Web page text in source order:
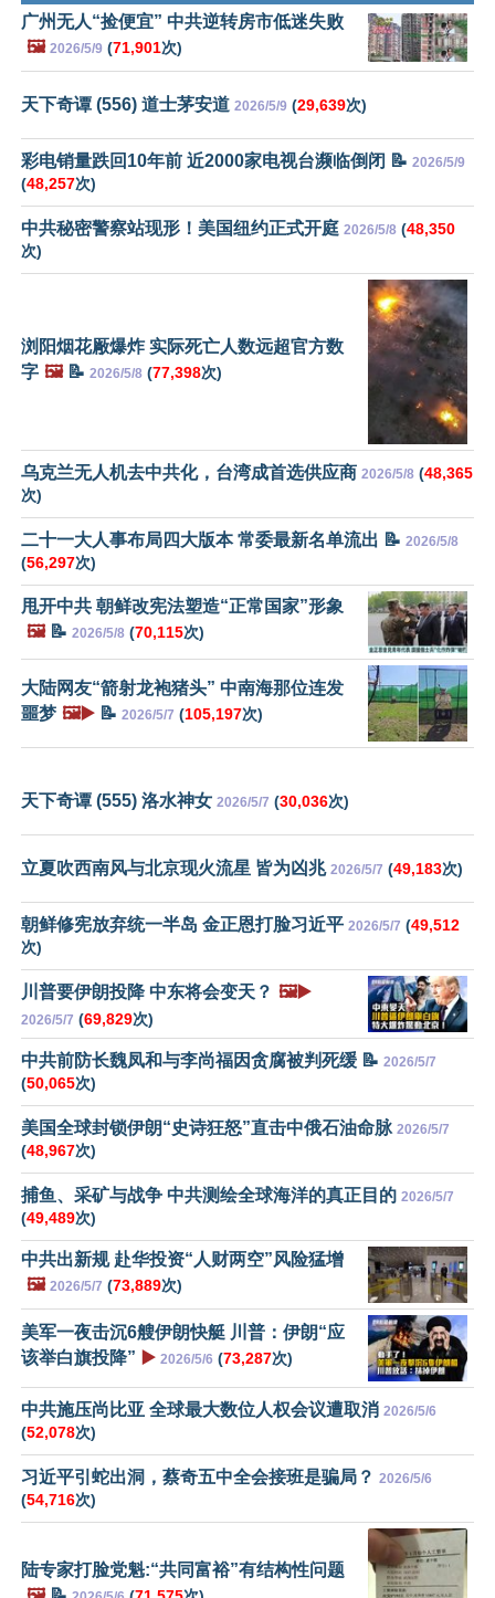
广州无人“捡便宜” 中共逆转房市低迷失败
🖼️ 2026/5/9 (71,901次)
天下奇谭 (556) 道士茅安道 2026/5/9 (29,639次)
彩电销量跌回10年前 近2000家电视台濒临倒闭 📝 2026/5/9
(48,257次)
中共秘密警察站现形！美国纽约正式开庭 2026/5/8 (48,350
次)
浏阳烟花厰爆炸 实际死亡人数远超官方数
字 🖼️📝 2026/5/8 (77,398次)
乌克兰无人机去中共化，台湾成首选供应商 2026/5/8 (48,365
次)
二十一大人事布局四大版本 常委最新名单流出 📝 2026/5/8
(56,297次)
甩开中共 朝鲜改宪法塑造“正常国家”形象
🖼️📝 2026/5/8 (70,115次)
大陆网友“箭射龙袍猪头” 中南海那位连发
噩梦 🖼️▶️ 📝 2026/5/7 (105,197次)
天下奇谭 (555) 洛水神女 2026/5/7 (30,036次)
立夏吹西南风与北京现火流星 皆为凶兆 2026/5/7 (49,183次)
朝鲜修宪放弃统一半岛 金正恩打脸习近平 2026/5/7 (49,512
次)
川普要伊朗投降 中东将会变天？ 🖼️▶️
2026/5/7 (69,829次)
中共前防长魏凤和与李尚福因贪腐被判死缓 📝 2026/5/7
(50,065次)
美国全球封锁伊朗“史诗狂怒”直击中俄石油命脉 2026/5/7
(48,967次)
捕鱼、采矿与战争 中共测绘全球海洋的真正目的 2026/5/7
(49,489次)
中共出新规 赴华投资“人财两空”风险猛增
🖼️ 2026/5/7 (73,889次)
美军一夜击沉6艘伊朗快艇 川普：伊朗“应
该举白旗投降” ▶️ 2026/5/6 (73,287次)
中共施压尚比亚 全球最大数位人权会议遭取消 2026/5/6
(52,078次)
习近平引蛇出洞，蔡奇五中全会接班是骗局？ 2026/5/6
(54,716次)
陆专家打脸党魁:“共同富裕”有结构性问题